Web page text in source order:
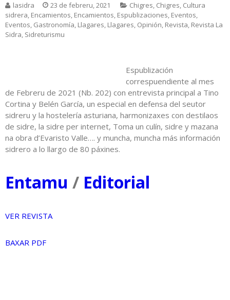
lasidra 23 de febreru, 2021 Chigres, Chigres, Cultura
sidrera, Encamientos, Encamientos, Espublizaciones, Eventos,
Eventos, Gastronomía, Llagares, Llagares, Opinión, Revista, Revista La
Sidra, Sidreturismu
Espublización
correspuendiente al mes
de Febreru de 2021 (Nb. 202) con entrevista principal a Tino
Cortina y Belén García, un especial en defensa del seutor
sidreru y la hostelería asturiana, harmonizaxes con destilaos
de sidre, la sidre per internet, Toma un culín, sidre y mazana
na obra d’Evaristo Valle…. y muncha, muncha más información
sidrero a lo llargo de 80 páxines.
Entamu / Editorial
VER REVISTA
BAXAR PDF